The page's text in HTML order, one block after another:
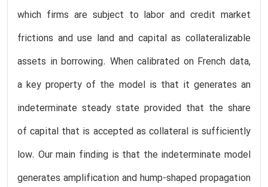
which firms are subject to labor and credit market
frictions and use land and capital as collateralizable
assets in borrowing. When calibrated on French data,
a key property of the model is that it generates an
indeterminate steady state provided that the share
of capital that is accepted as collateral is sufficiently
low. Our main finding is that the indeterminate model
generates amplification and hump-shaped propagation